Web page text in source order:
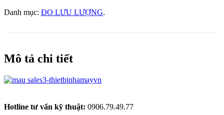
Danh mục: ĐO LƯU LƯỢNG.
Mô tả chi tiết
Hotline tư vấn kỹ thuật: 0906.79.49.77